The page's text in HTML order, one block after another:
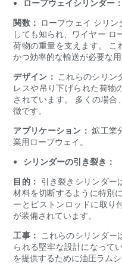
ロープウェイシリンダー：
関数： ロープウェイ シリ
しても知られ、ワイヤー ロ
荷物の重量を支えます。 こ
かつ効率的な輸送が必要な
デザイン： これらのシリン
レスや吊り下げられた荷物
されています。 多くの場
徴です。
アプリケーション：鉱工業
業用ロープウェイ。
シリンダーの引き裂き：
目的： 引き裂きシリンダー
材料を切断するように特別
ーとピストンロッドに取り
が装備されています。
工事：
これらのシリンダー
られる堅牢な設計になって
を提供するために油圧ラム